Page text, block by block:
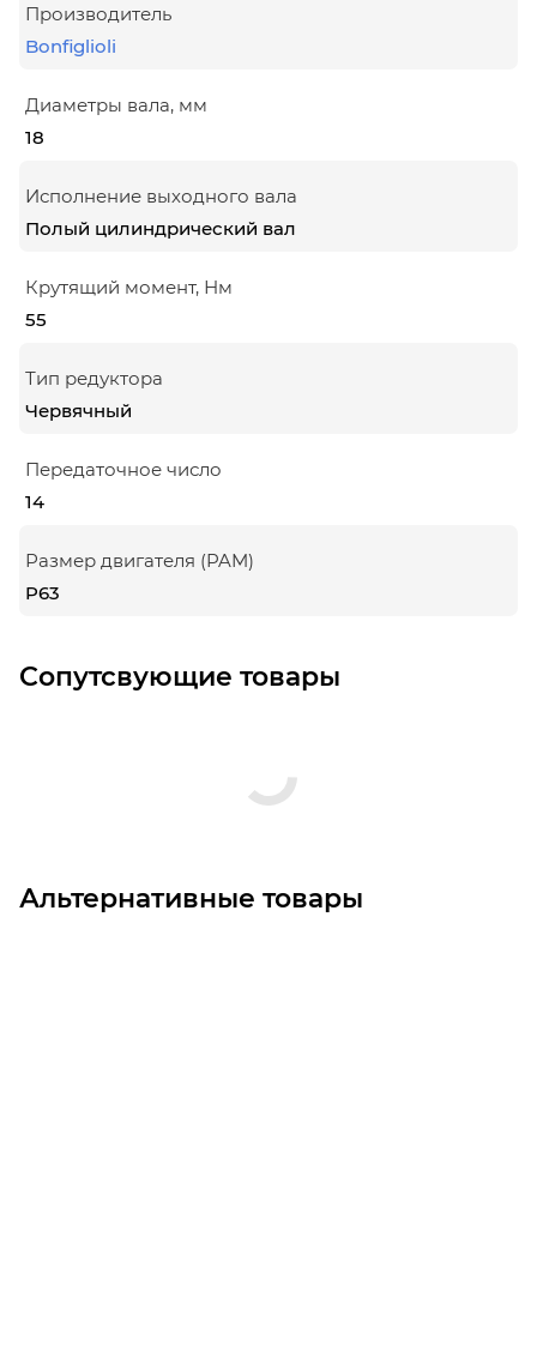
Производитель
Bonfiglioli
Диаметры вала, мм
18
Исполнение выходного вала
Полый цилиндрический вал
Крутящий момент, Нм
55
Тип редуктора
Червячный
Передаточное число
14
Размер двигателя (PAM)
P63
Сопутсвующие товары
Альтернативные товары